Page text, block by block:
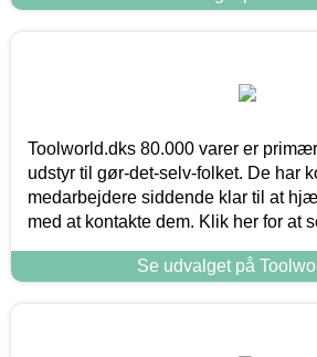
Toolworld.dks 80.000 varer er
udstyr til gør-det-selv-folket. De har
medarbejdere siddende klar til at
med at kontakte dem. Klik her for at
Se udvalget på